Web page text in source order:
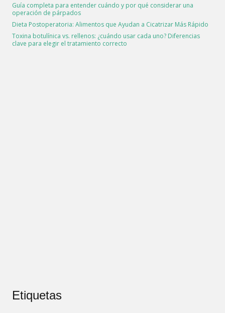
Guía completa para entender cuándo y por qué considerar una
operación de párpados
Dieta Postoperatoria: Alimentos que Ayudan a Cicatrizar Más Rápido
Toxina botulínica vs. rellenos: ¿cuándo usar cada uno? Diferencias
clave para elegir el tratamiento correcto
Etiquetas